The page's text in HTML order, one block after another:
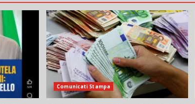
Comunicati Stampa